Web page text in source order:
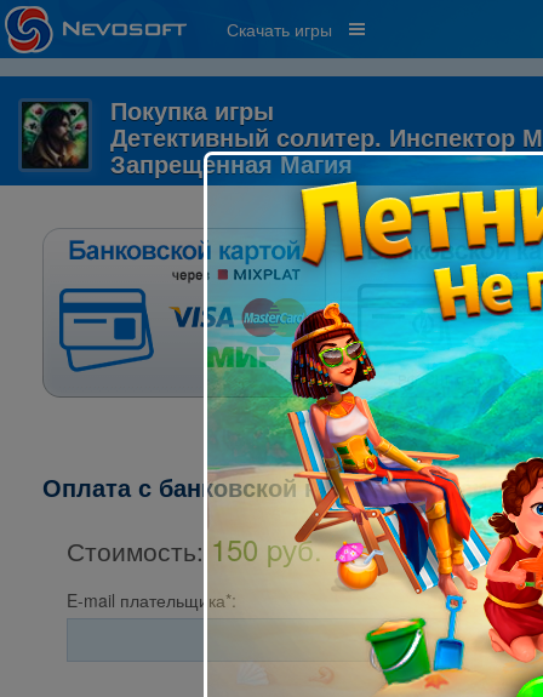
Скачать игры
Покупка игры
Детективный солитер. Инспектор
Запрещенная Магия
Оплата с банковской карты через
Стоимость: 150 pуб.
E-mail плательщика*: